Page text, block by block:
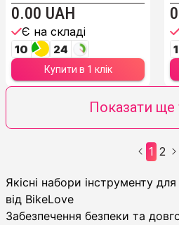
0.00 UAH
Є на складі
10 24
Купити в 1 клік
Показати ще
1 2
Набори інструменту
Якісні набори інструменту
від BikeLove
Забезпечення безпеки та